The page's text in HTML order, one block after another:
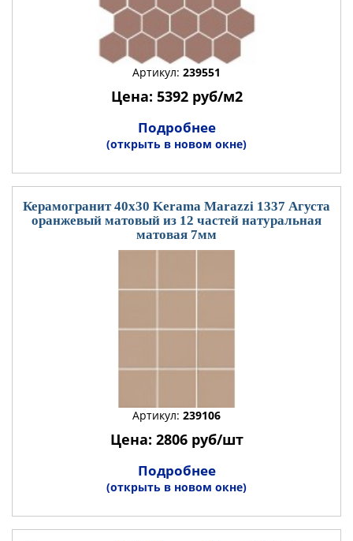
Артикул: 239551
Цена: 5392 руб/м2
Подробнее
(открыть в новом окне)
Керамогранит 40x30 Kerama Marazzi 1337 Агуста
оранжевый матовый из 12 частей натуральная
матовая 7мм
Артикул: 239106
Цена: 2806 руб/шт
Подробнее
(открыть в новом окне)